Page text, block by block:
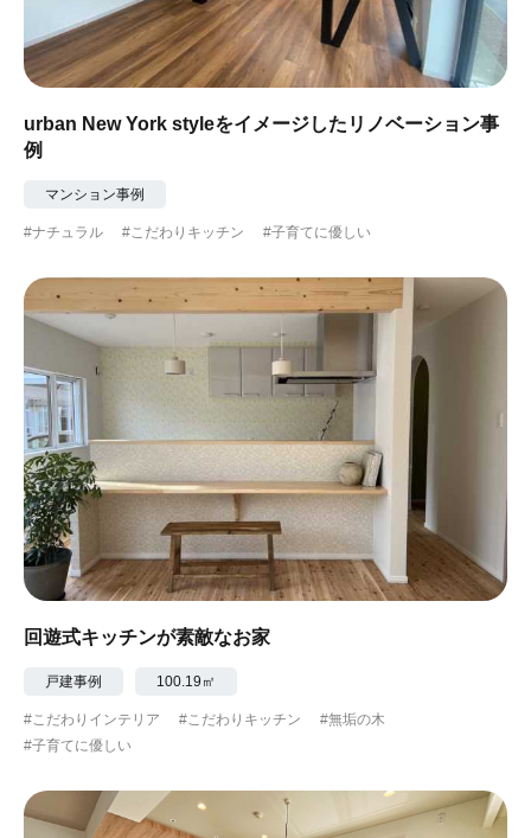
urban New York styleをイメージしたリノベーション事
例
マンション事例
#ナチュラル #こだわりキッチン #子育てに優しい
回遊式キッチンが素敵なお家
戸建事例 100.19㎡
#こだわりインテリア #こだわりキッチン
#無垢の木
#子育てに優しい